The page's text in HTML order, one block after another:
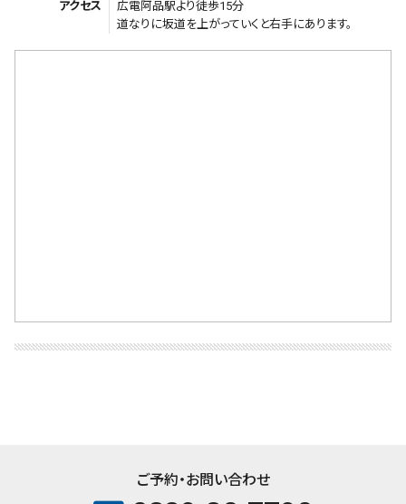
アクセス
広電阿品駅より徒歩15分
道なりに坂道を上がっていくと右手にあります。
ご予約・お問い合わせ